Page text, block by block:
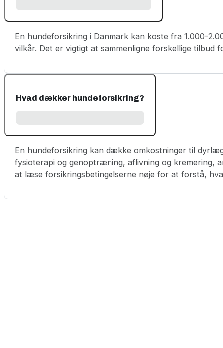
En hundeforsikring i Danmark kan koste fra 1.000-
vilkår. Det er vigtigt at sammenligne forskellige tilbud
Hvad dækker hundeforsikring?
En hundeforsikring kan dække omkostninger til
fysioterapi og genoptræning, aflivning og kremering,
at læse forsikringsbetingelserne nøje for at forstå,